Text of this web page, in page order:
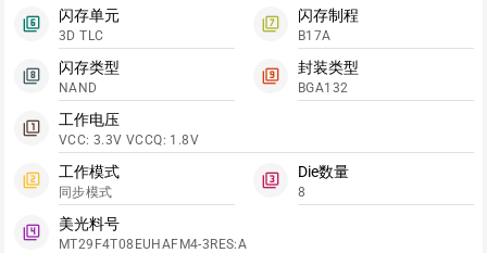
签啦，使用更加丝滑，快点击下载吧
filter_6
闪存单元
3D TLC
filter_7
闪存制程
B17A
filter_8
闪存类型
NAND
filter_9
封装类型
BGA132
filter_1
工作电压
VCC: 3.3V VCCQ: 1.8V
filter_2
工作模式
同步模式
filter_3
Die数量
8
filter_4
美光料号
MT29F4T08EUHAFM4-3RES:A